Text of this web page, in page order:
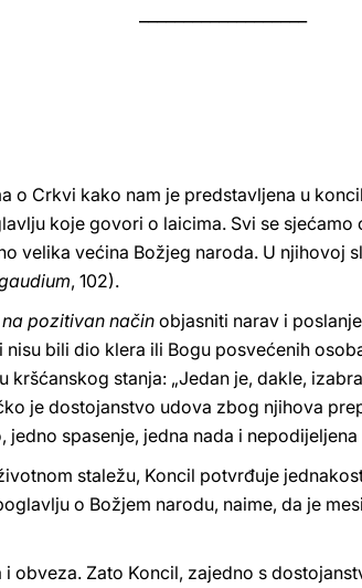
o Crkvi kako nam je predstavljena u
koje govori o laicima. Svi se
velika većina Božjeg naroda. U njihovoj
, 102).
na pozitivan način objasniti narav i
bili dio klera ili Bogu posvećenih
stanja: „Jedan je, dakle,
je dostojanstvo udova zbog njihova
spasenje, jedna nada i nepodijeljena
staležu, Koncil potvrđuje
o Božjem narodu, naime, da je
obveza. Zato Koncil, zajedno s